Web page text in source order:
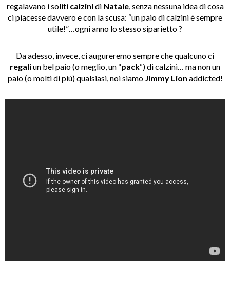
regalavano i soliti calzinidi Natale, senza nessuna idea di cosa
ci piacesse davvero e con la scusa: “un paio di calzini è sempre
utile!”…ogni anno lo stesso siparietto ?
Da adesso, invece, ci augureremo sempre che qualcuno ci
regaliun bel paio (o meglio, un “pack“) di calzini… ma non un
paio (o molti di più) qualsiasi, noi siamo Jimmy Lion addicted!